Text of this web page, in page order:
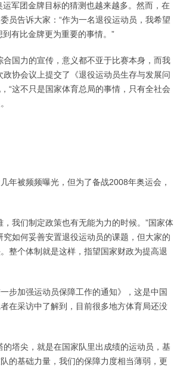
团金牌目标的猜测也越来越多。然而，在
员告诉大家：“作为一名退役运动员，我希望
有比金牌更为重要的事情。”
国力的宣传，意义都不亚于比赛本身，而我
协会议上提交了《退役运动员生存与发展问
“这不只是国家体育总局的事情，只有全社会
被频频曝光，但为了备战2008年奥运会，
我们制定政策也有无能为力的时候。”国家体
如何妥善安置退役运动员的课题，但大家的
整个体制就是这样，指望国家财政为提高退
加强运动员保障工作的通知》，这是中国
在采访中了解到，目前很多地方体育局还没
塔尖，就是在国家队里出成绩的运动员，基
的基础力量，我们的保障力度相当薄弱，更